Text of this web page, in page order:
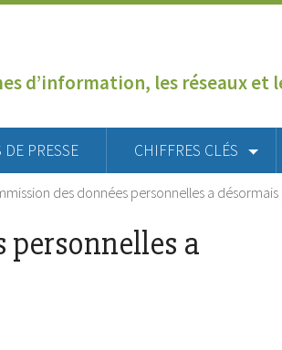
d’information, les réseaux et
PRESSE CHIFFRES CLÉS
des données personnelles a
personnelles a